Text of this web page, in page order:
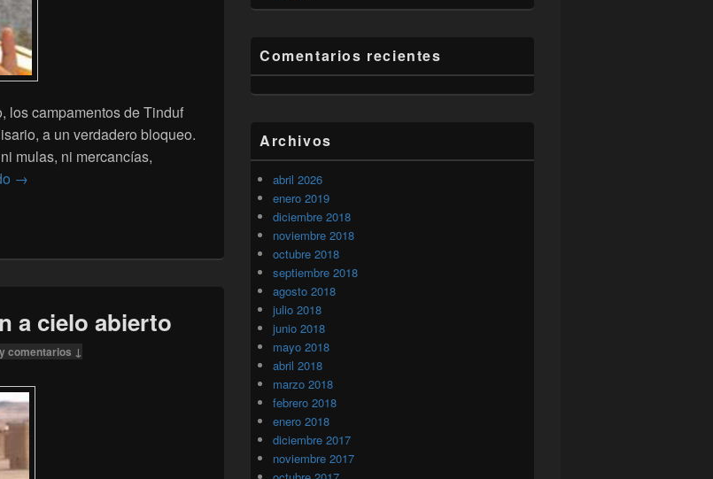
los campamentos de Tinduf
a un verdadero bloqueo.
mulas, ni mercancías,
Mustafa Salma milita por una mayor libertad de expresión en los campamentos de Tinduf
→
a cielo abierto
comentarios ↓
Comentarios recientes
Archivos
abril 2026
enero 2019
diciembre 2018
noviembre 2018
octubre 2018
septiembre 2018
agosto 2018
julio 2018
junio 2018
mayo 2018
abril 2018
marzo 2018
febrero 2018
enero 2018
diciembre 2017
noviembre 2017